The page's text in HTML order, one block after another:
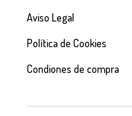
Aviso Legal
Política de Cookies
Condiones de compra